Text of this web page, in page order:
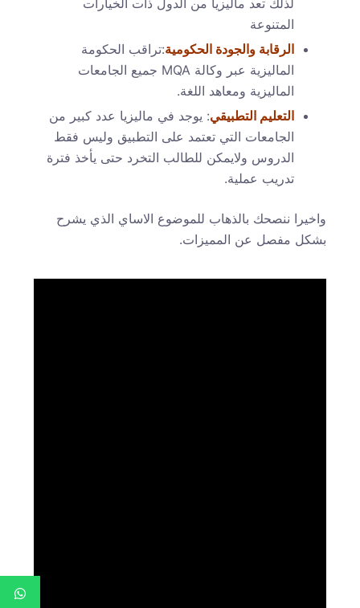
المتنوعة
الرقابة والجودة الحكومية:تراقب الحكومة
الماليزية عبر وكالة MQA جميع الجامعات
الماليزية ومعاهد اللغة.
التعليم التطبيقي: يوجد في ماليزيا عدد كبير من
الجامعات التي تعتمد على التطبيق وليس فقط
الدروس ولايمكن للطالب التخرد حتى يأخذ فترة
تدريب عملية.
واخيرا ننصحك بالذهاب للموضوع الاساي الذي يشرح
بشكل مفصل عن المميزات.